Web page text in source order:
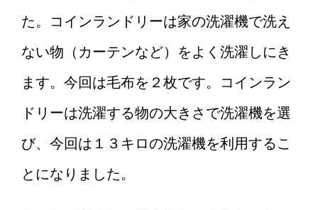
う！？その心理に迫ります！
グはいつがいい？
た。コインランドリーは家の洗濯機で洗え
ない物（カーテンなど）をよく洗濯しにき
ます。今回は毛布を２枚です。コインラン
ドリーは洗濯する物の大きさで洗濯機を選
び、今回は１３キロの洗濯機を利用するこ
とになりました。